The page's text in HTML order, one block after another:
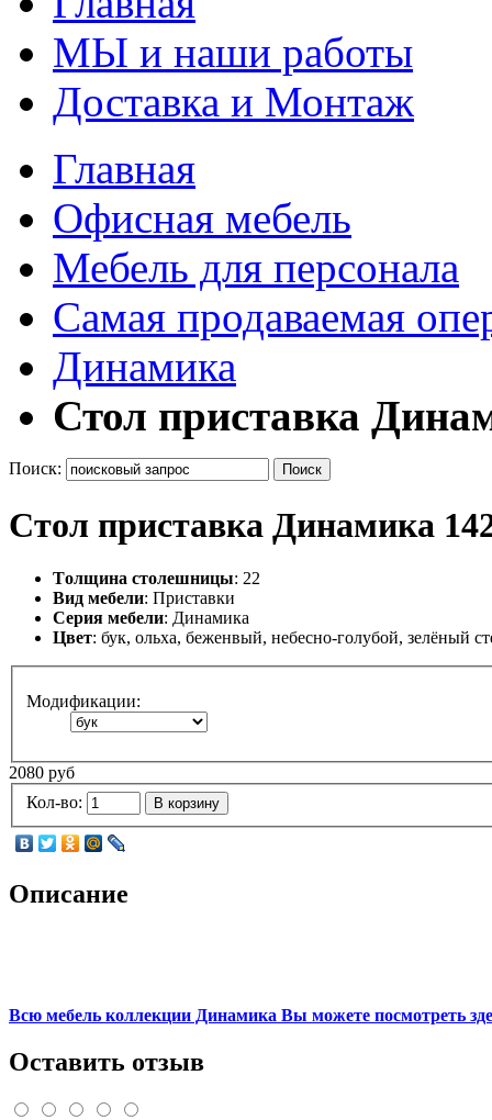
МЫ и наши работы
Доставка и Монтаж
Главная
Офисная мебель
Мебель для персонала
Самая продаваемая
Динамика
Стол приставка
Поиск: Поиск
Стол приставка Динамика
Tолщина столешницы: 22
Вид мебели: Приставки
Серия мебели: Динамика
Цвет: бук, ольха, беженвый, небесно-голубой, зелёный
Модификации:
2080 руб
Кол-во:
В корзину
Описание
Всю мебель коллекции Динамика Вы можете посмотреть
Оставить отзыв